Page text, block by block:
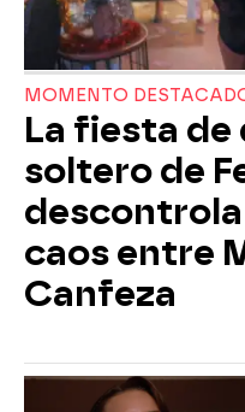
MOMENTO
La fiesta de
soltero de
descontrola
caos entre
Canfeza